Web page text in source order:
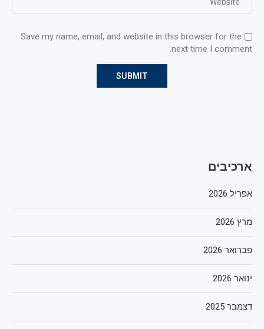
Save my name, email, and website in this browser for the
next time I comment.
ארכיבים
אפריל 2026
מרץ 2026
פברואר 2026
ינואר 2026
דצמבר 2025